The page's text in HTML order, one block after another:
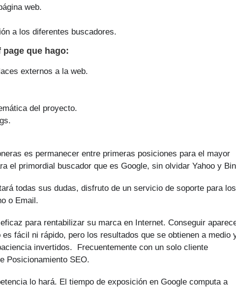
web.
a los diferentes buscadores.
page que hago:
externos a la web.
del proyecto.
es permanecer entre primeras posiciones para el mayor
el primordial buscador que es Google, sin olvidar Yahoo y
todas sus dudas, disfruto de un servicio de soporte para los
o Email.
para rentabilizar su marca en Internet. Conseguir
fácil ni rápido, pero los resultados que se obtienen a medio
invertidos. Frecuentemente con un solo cliente
Posicionamiento SEO.
lo hará. El tiempo de exposición en Google computa a